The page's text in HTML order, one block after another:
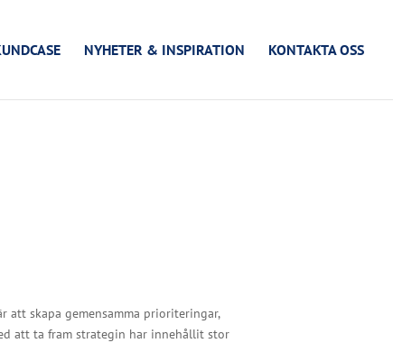
NYHETER & INSPIRATION KONTAKTA OSS
att skapa gemensamma prioriteringar,
att ta fram strategin har innehållit stor